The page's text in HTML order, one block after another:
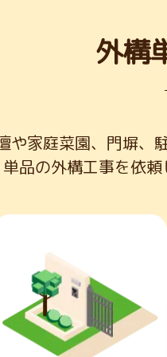
外構
や家庭菜園、門塀、
単品の外構工事を依頼